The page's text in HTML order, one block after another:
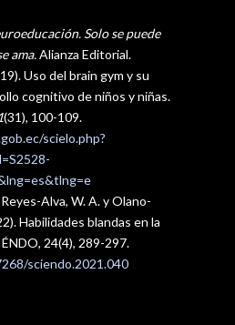
Solo se puede
ama.Alianza Editorial.
Uso del brain gym y su
cognitivo de niños y niñas.
(31), 100-109.
scielo.php?
Alva, W. A. y Olano-
Habilidades blandas en la
24(4), 289-297.
sciendo.2021.040